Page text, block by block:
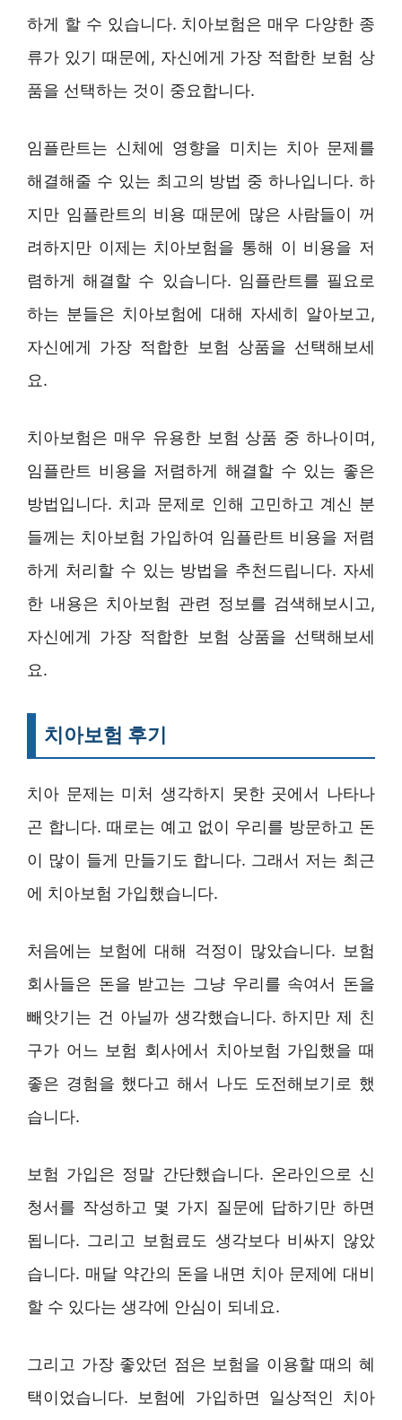
하게 할 수 있습니다. 치아보험은 매우 다양한 종
류가 있기 때문에, 자신에게 가장 적합한 보험 상
품을 선택하는 것이 중요합니다.
임플란트는 신체에 영향을 미치는 치아 문제를
해결해줄 수 있는 최고의 방법 중 하나입니다. 하
지만 임플란트의 비용 때문에 많은 사람들이 꺼
려하지만 이제는 치아보험을 통해 이 비용을 저
렴하게 해결할 수 있습니다. 임플란트를 필요로
하는 분들은 치아보험에 대해 자세히 알아보고,
자신에게 가장 적합한 보험 상품을 선택해보세
요.
치아보험은 매우 유용한 보험 상품 중 하나이며,
임플란트 비용을 저렴하게 해결할 수 있는 좋은
방법입니다. 치과 문제로 인해 고민하고 계신 분
들께는 치아보험 가입하여 임플란트 비용을 저렴
하게 처리할 수 있는 방법을 추천드립니다. 자세
한 내용은 치아보험 관련 정보를 검색해보시고,
자신에게 가장 적합한 보험 상품을 선택해보세
요.
치아보험 후기
치아 문제는 미처 생각하지 못한 곳에서 나타나
곤 합니다. 때로는 예고 없이 우리를 방문하고 돈
이 많이 들게 만들기도 합니다. 그래서 저는 최근
에 치아보험 가입했습니다.
처음에는 보험에 대해 걱정이 많았습니다. 보험
회사들은 돈을 받고는 그냥 우리를 속여서 돈을
빼앗기는 건 아닐까 생각했습니다. 하지만 제 친
구가 어느 보험 회사에서 치아보험 가입했을 때
좋은 경험을 했다고 해서 나도 도전해보기로 했
습니다.
보험 가입은 정말 간단했습니다. 온라인으로 신
청서를 작성하고 몇 가지 질문에 답하기만 하면
됩니다. 그리고 보험료도 생각보다 비싸지 않았
습니다. 매달 약간의 돈을 내면 치아 문제에 대비
할 수 있다는 생각에 안심이 되네요.
그리고 가장 좋았던 점은 보험을 이용할 때의 혜
택이었습니다. 보험에 가입하면 일상적인 치아